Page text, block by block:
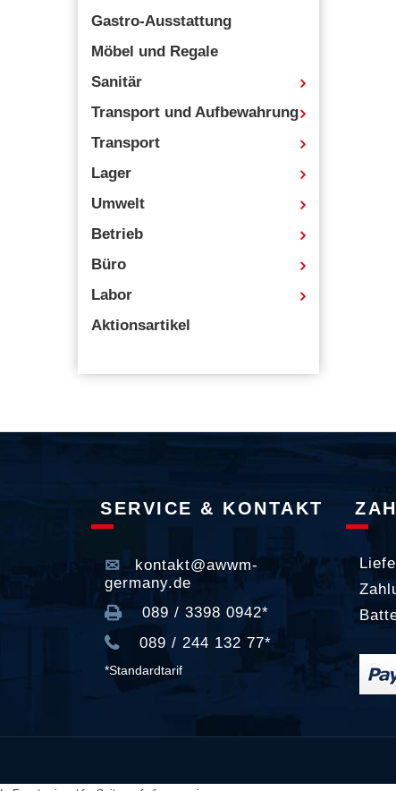
Gastro-Ausstattung
Möbel und Regale
Sanitär
Transport und Aufbewahrung
Transport
Lager
Umwelt
Betrieb
Büro
Labor
Aktionsartikel
SERVICE & KONTAKT
kontakt@awwm-
germany.de
089 / 3398 0942*
089 / 244 132 77*
*Standardtarif